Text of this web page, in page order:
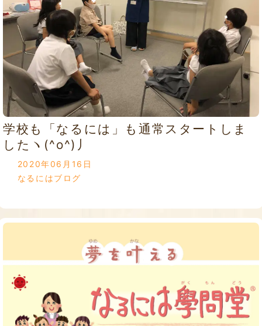
学校も「なるには」も通常スタートしま
したヽ(^o^)丿
2020年06月16日
なるにはブログ